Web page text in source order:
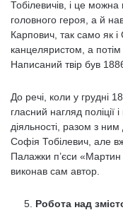
Тобілевичів, і це можна
головного героя, а й
Карпович, так само як
канцеляристом, а
Написаний твір був
До речі, коли у грудні
гласний нагляд поліції
діяльності, разом з
Софія Тобілевич, але
Палажки п’єси «Мартин
виконав сам автор.
Робота над